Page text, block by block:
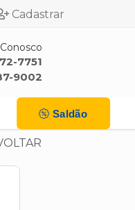
Cadastrar
7751
9002
Saldão